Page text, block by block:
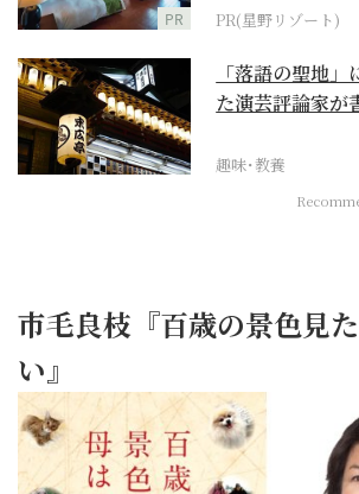
PR PR(星野リゾート)
「落語の聖地
た演芸評論家が
趣味･教養
市毛良枝『百歳の景色見
い』